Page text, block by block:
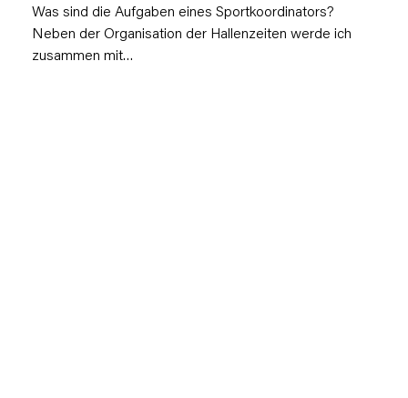
Was sind die Aufgaben eines Sportkoordinators?
Neben der Organisation der Hallenzeiten werde ich
zusammen mit…